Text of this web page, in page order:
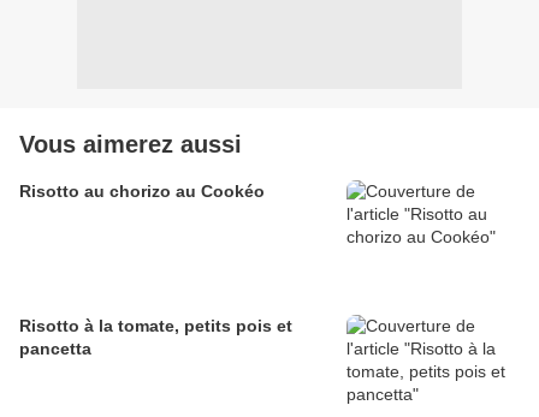
Vous aimerez aussi
Risotto au chorizo au Cookéo
Risotto à la tomate, petits pois et
pancetta